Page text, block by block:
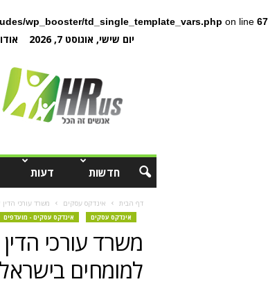
wp_booster/td_single_template_vars.php on line 67
יום שישי, אוגוסט 7, 2026
חדשות דעות
דף הבית אינדקס עסקים משרד עורכי
אינדקס עסקים אינדקס עסקים - מועדפים
משרד עורכי
למומחים